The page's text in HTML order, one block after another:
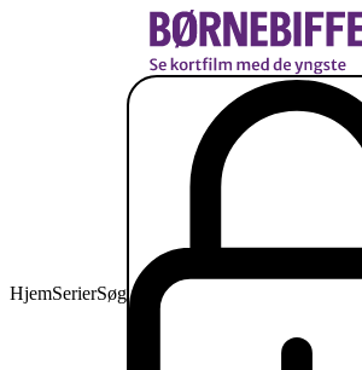
HjemSerierSøg